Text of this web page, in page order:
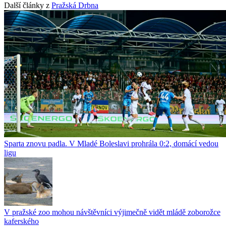
Další články z Pražská Drbna
Sparta znovu padla. V Mladé Boleslavi prohrála 0:2, domácí vedou
ligu
V pražské zoo mohou návštěvníci výjimečně vidět mládě zoborožce
kaferského